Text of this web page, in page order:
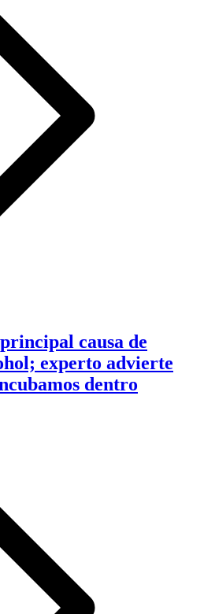
causa de
experto advierte
dentro